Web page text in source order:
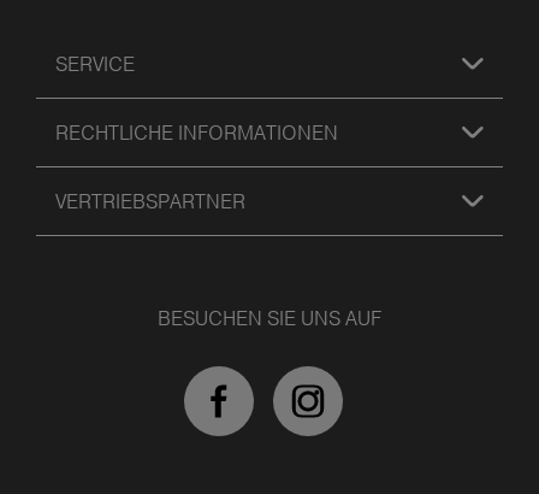
SERVICE
RECHTLICHE INFORMATIONEN
VERTRIEBSPARTNER
BESUCHEN SIE UNS AUF